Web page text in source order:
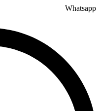
Whatsapp